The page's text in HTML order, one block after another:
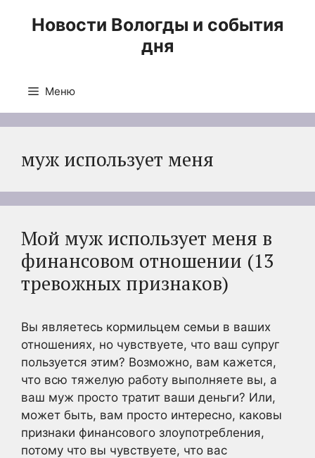
Новости Вологды и события
дня
Меню
муж использует меня
Мой муж использует меня в
финансовом отношении (13
тревожных признаков)
Вы являетесь кормильцем семьи в ваших
отношениях, но чувствуете, что ваш супруг
пользуется этим? Возможно, вам кажется,
что всю тяжелую работу выполняете вы, а
ваш муж просто тратит ваши деньги? Или,
может быть, вам просто интересно, каковы
признаки финансового злоупотребления,
потому что вы чувствуете, что вас